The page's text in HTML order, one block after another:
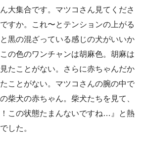
大集合です。マツコさん見てくださ
すか。これ〜とテンションの上がる
黒の混ざっている感じの犬がいいか
の色のワンチャンは胡麻色。胡麻は
たことがない。さらに赤ちゃんだか
ことがない。マツコさんの腕の中で
柴犬の赤ちゃん。柴犬たちを見て、
！この状態たまんないですね…』と熱
した。